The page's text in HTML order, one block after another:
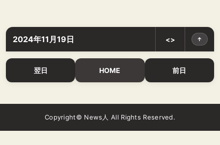
2024年11月19日 <> ↑
翌日 HOME 前日
Copyright© News人 All Rights Reserved.